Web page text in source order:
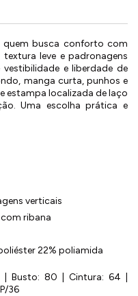
quem busca conforto com
leve e padronagens
e liberdade de
manga curta, punhos e
estampa localizada de laço
Uma escolha prática e
verticais
ribana
22% poliamida
| Busto: 80 | Cintura: 64 |
36